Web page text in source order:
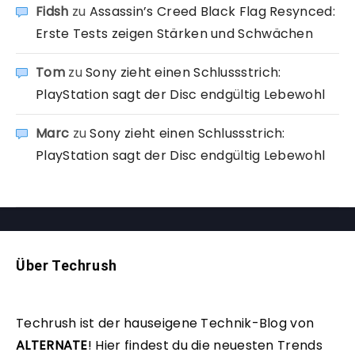
Fidsh zu Assassin’s Creed Black Flag Resynced:
Erste Tests zeigen Stärken und Schwächen
TomzuSony zieht einen Schlussstrich:
PlayStation sagt der Disc endgültig Lebewohl
Marc zuSony zieht einen Schlussstrich:
PlayStation sagt der Disc endgültig Lebewohl
Über Techrush
Techrush ist der hauseigene Technik-Blog von
ALTERNATE! Hier findest du die neuesten Trends